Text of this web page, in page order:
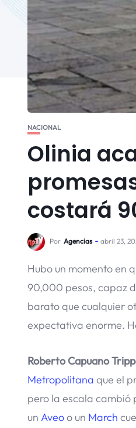
NACIONAL
Olinia
costará
Por Agencias abril 23,
Hubo un momento en
90,000 pesos, capaz
barato que cualquier
expectativa enorme.
Roberto Capuano Tripp
Metropolitana que el
pero la escala cambió
un Aveoo un March